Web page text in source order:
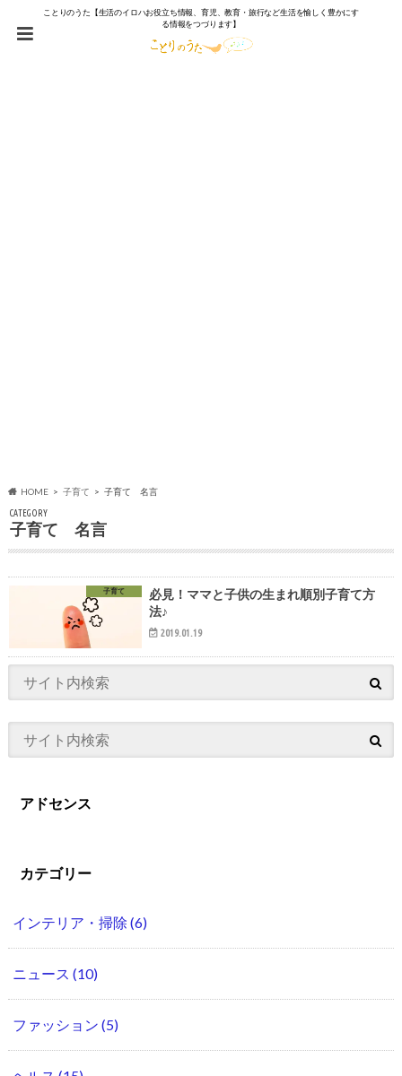
ことりのうた【生活のイロハお役立ち情報、育児、教育・旅行など生活を愉しく豊かにす
る情報をつづります】
HOME 子育て 子育て 名言
CATEGORY
子育て 名言
子育て
必見！ママと子供の生まれ順別子育て方
法♪
2019.01.19
アドセンス
カテゴリー
インテリア・掃除 (6)
ニュース (10)
ファッション (5)